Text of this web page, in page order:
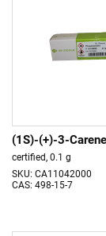
(1S)-(+)-3-Carene
certified, 0.1 g
SKU: CA11042000
CAS: 498-15-7